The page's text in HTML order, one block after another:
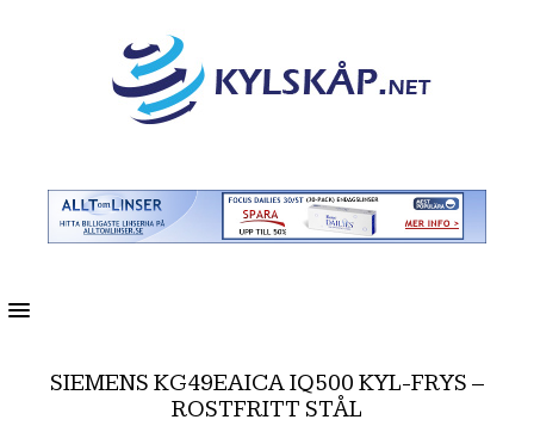
MENU
SIEMENS KG49EAICA IQ500 KYL-FRYS –
ROSTFRITT STÅL